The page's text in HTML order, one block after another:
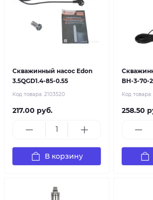
Скважинный насос Edon
3.5QGD1.4-85-0.55
Код товара: 2103520
217.00 руб.
В корзину
ВН-3-70-
Код товара:
258.50